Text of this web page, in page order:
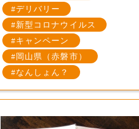
デリバリー
新型コロナウイルス
キャンペーン
岡山県（赤磐市）
なんしょん？